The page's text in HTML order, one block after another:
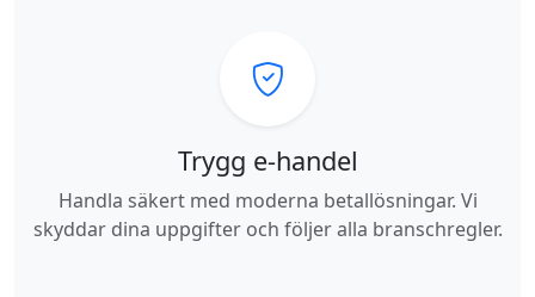
Trygg e-handel
Handla säkert med moderna betallösningar. Vi
skyddar dina uppgifter och följer alla branschregler.